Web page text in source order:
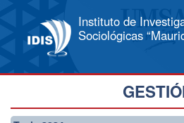
Instituto de
Sociológicas